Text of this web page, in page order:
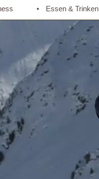
Essen & Trinken